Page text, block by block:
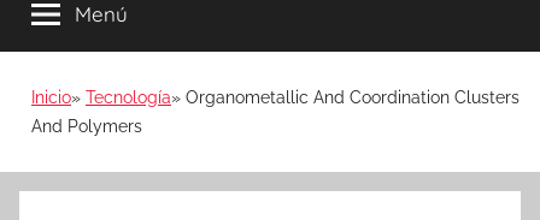
Menú
Inicio Tecnología
Organometallic And Coordination Clusters
And Polymers